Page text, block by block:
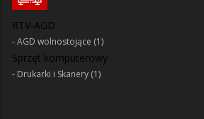
RTV-AGD
AGD wolnostojące (1)
Sprzęt komputerowy
Drukarki i Skanery (1)